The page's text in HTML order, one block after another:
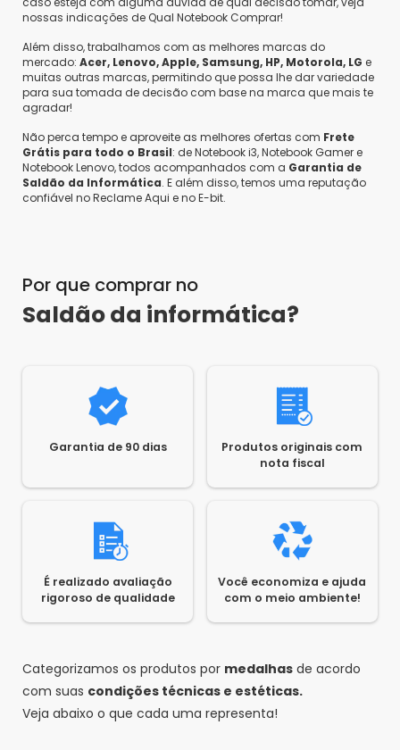
nossas indicações de Qual Notebook Comprar!
Além disso, trabalhamos com as melhores marcas do
mercado: Acer, Lenovo, Apple, Samsung, HP, Motorola, LG e
muitas outras marcas, permitindo que possa lhe dar variedade
para sua tomada de decisão com base na marca que mais te
agradar!
Não perca tempo e aproveite as melhores ofertas com Frete
Grátis para todo o Brasil: de Notebook i3, Notebook Gamer e
Notebook Lenovo, todos acompanhados com a Garantia de
Saldão da Informática. E além disso, temos uma reputação
confiável no Reclame Aqui e no E-bit.
Por que comprar no
Saldão da informática?
Garantia de 90 dias
Produtos originais com
nota fiscal
É realizado avaliação
rigoroso de qualidade
Você economiza e ajuda
com o meio ambiente!
Categorizamos os produtos por medalhas de acordo
com suas condições técnicas e estéticas.
Veja abaixo o que cada uma representa!